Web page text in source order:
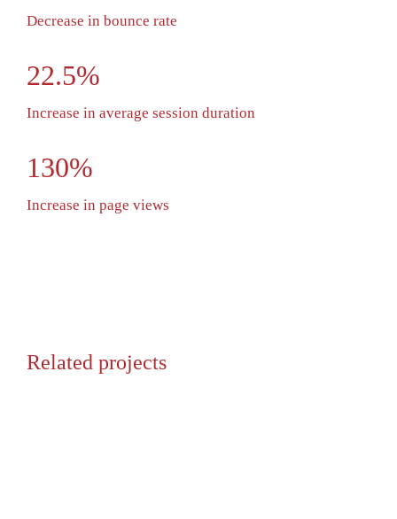
Decrease in bounce rate
22.5%
Increase in average session duration
130%
Increase in page views
Related projects